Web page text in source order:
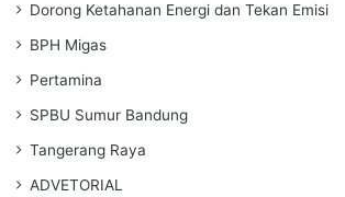
Dorong Ketahanan Energi dan Tekan Emisi
BPH Migas
Pertamina
SPBU Sumur Bandung
Tangerang Raya
ADVETORIAL